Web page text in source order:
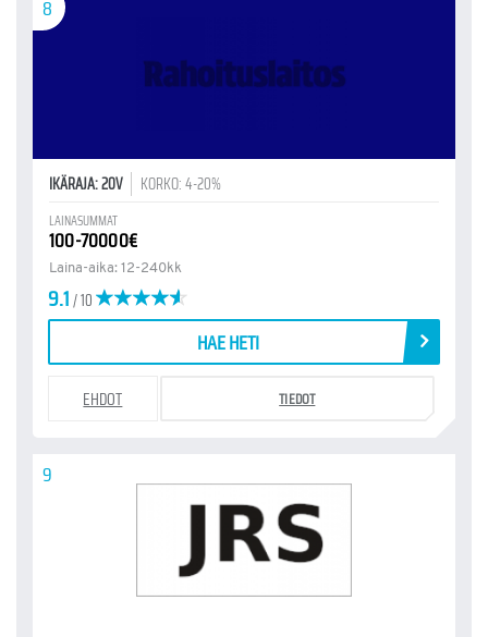
8
IKÄRAJA: 20V KORKO: 4-20%
LAINASUMMAT
100-70000€
Laina-aika: 12-240kk
9.1/ 10
HAE HETI
EHDOT TIEDOT
9